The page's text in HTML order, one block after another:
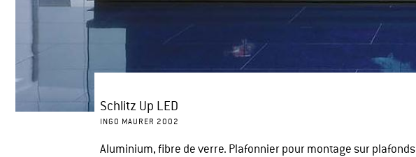
Schlitz Up LED
INGO MAURER 2002
Aluminium, fibre de verre. Plafonnier pour montage sur plafonds